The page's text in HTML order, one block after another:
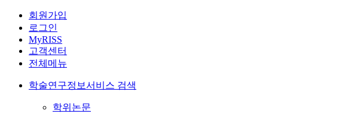
회원가입
로그인
MyRISS
고객센터
전체메뉴
학술연구정보서비스 검색
학위논문